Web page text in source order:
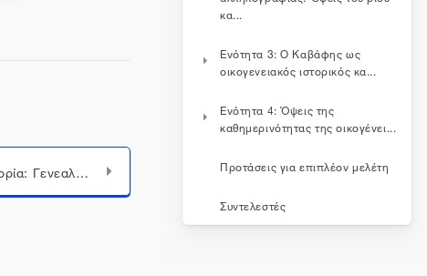
Οικογενειακή ιστορία: Γενεαλογίες της οικογένειας Καβάφη
κα...
Ενότητα 3: Ο Καβάφης ως
οικογενειακός ιστορικός κα...
Ενότητα 4: Όψεις της
καθημερινότητας της οικογένει...
Προτάσεις για επιπλέον μελέτη
Συντελεστές